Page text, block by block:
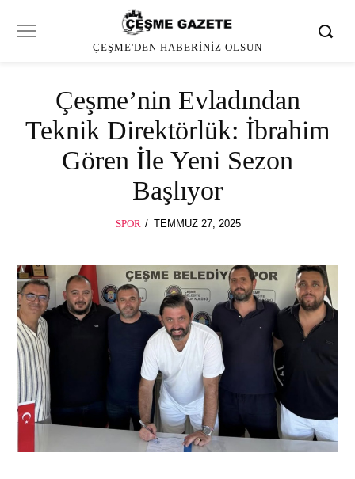
ÇEŞME'DEN HABERINIZ OLSUN
Çeşme’nin Evladından
Teknik Direktörlük: İbrahim
Gören İle Yeni Sezon
Başlıyor
SPOR
POSTED
TEMMUZ 27, 2025